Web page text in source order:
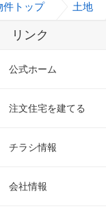
件トップ 土地
リンク
公式ホーム
注文住宅を建てる
チラシ情報
会社情報